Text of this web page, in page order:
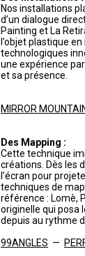
Nos installations
d’un dialogue
Painting et La
l’objet plastique
technologiques
une expérience
et sa présence.
MIRROR
Des Mapping :
Cette technique
créations. Dès les
l’écran pour
techniques de
référence : Lomè,
originelle qui posa
depuis au rythme
99ANGLES —